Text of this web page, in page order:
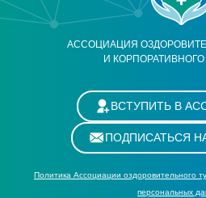
АССОЦИАЦИЯ
И
ВСТУПИТЬ В
ПОДПИСАТЬСЯ
Политика Ассоциации оздоровительного
персональных